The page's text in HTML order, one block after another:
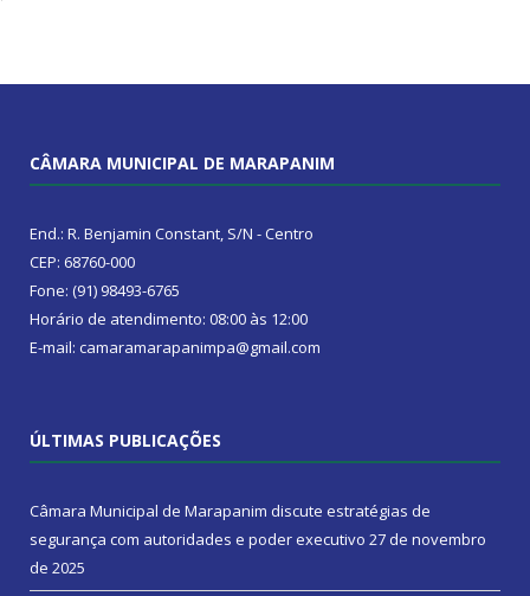
CÂMARA MUNICIPAL DE MARAPANIM
End.: R. Benjamin Constant, S/N - Centro
CEP: 68760-000
Fone: (91) 98493-6765
Horário de atendimento: 08:00 às 12:00
E-mail: camaramarapanimpa@gmail.com
ÚLTIMAS PUBLICAÇÕES
Câmara Municipal de Marapanim discute estratégias de
segurança com autoridades e poder executivo 27 de novembro
de 2025